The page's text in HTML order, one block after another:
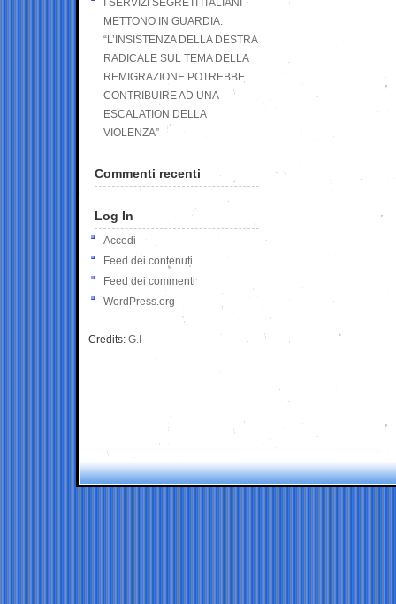
I SERVIZI SEGRETI ITALIANI
METTONO IN GUARDIA:
“L’INSISTENZA DELLA DESTRA
RADICALE SUL TEMA DELLA
REMIGRAZIONE POTREBBE
CONTRIBUIRE AD UNA
ESCALATION DELLA
VIOLENZA”
Commenti recenti
Log In
Accedi
Feed dei contenuti
Feed dei commenti
WordPress.org
Credits: G.I